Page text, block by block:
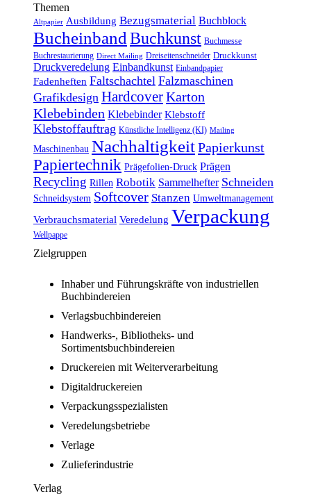
Themen
Altpapier Ausbildung Bezugsmaterial Buchblock
BucheinbandBuchkunst Buchmesse
Buchrestaurierung Direct Mailing Dreiseitenschneider Druckkunst
Druckveredelung Einbandkunst Einbandpapier
Fadenheften Faltschachtel Falzmaschinen
Grafikdesign HardcoverKarton
Klebebinden Klebebinder Klebstoff
Klebstoffauftrag Künstliche Intelligenz (KI) Mailing
Maschinenbau NachhaltigkeitPapierkunst
Papiertechnik Prägefolien-Druck Prägen
Recycling Rillen Robotik Sammelhefter Schneiden
Schneidsystem Softcover Stanzen Umweltmanagement
Verbrauchsmaterial Veredelung Verpackung
Wellpappe
Zielgruppen
Inhaber und Führungskräfte von industriellen
Buchbindereien
Verlagsbuchbindereien
Handwerks-, Bibliotheks- und
Sortimentsbuchbindereien
Druckereien mit Weiterverarbeitung
Digitaldruckereien
Verpackungsspezialisten
Veredelungsbetriebe
Verlage
Zulieferindustrie
Verlag